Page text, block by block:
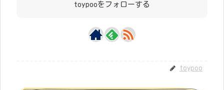
toypooをフォローする
toypoo